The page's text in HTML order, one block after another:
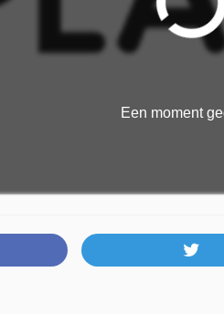
Een moment